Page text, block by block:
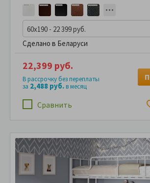
60x190 - 22 399 руб.
Сделано в Беларуси
Сравнить
22,399 руб.
В рассрочку без переплаты
за 2,488 руб.в месяц